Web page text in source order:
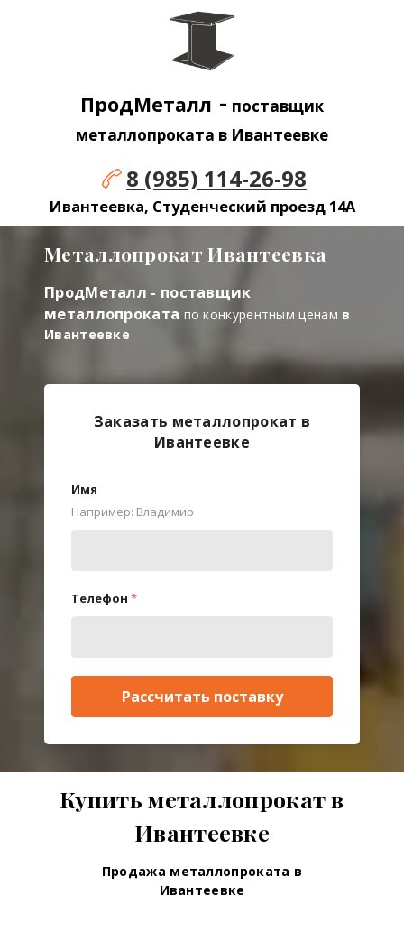
ПродМеталл - поставщик
металлопроката в Ивантеевке
8 (985) 114-26-98
Ивантеевка, Студенческий проезд 14А
Металлопрокат Ивантеевка
ПродМеталл - поставщик
металлопроката по конкурентным ценам в
Ивантеевке
Заказать металлопрокат в
Ивантеевке
Имя
Например: Владимир
Телефон *
Рассчитать поставку
Купить металлопрокат в
Ивантеевке
Продажа металлопроката в
Ивантеевке